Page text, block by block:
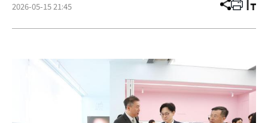
2026-05-15 21:45 分
章
打 调
小